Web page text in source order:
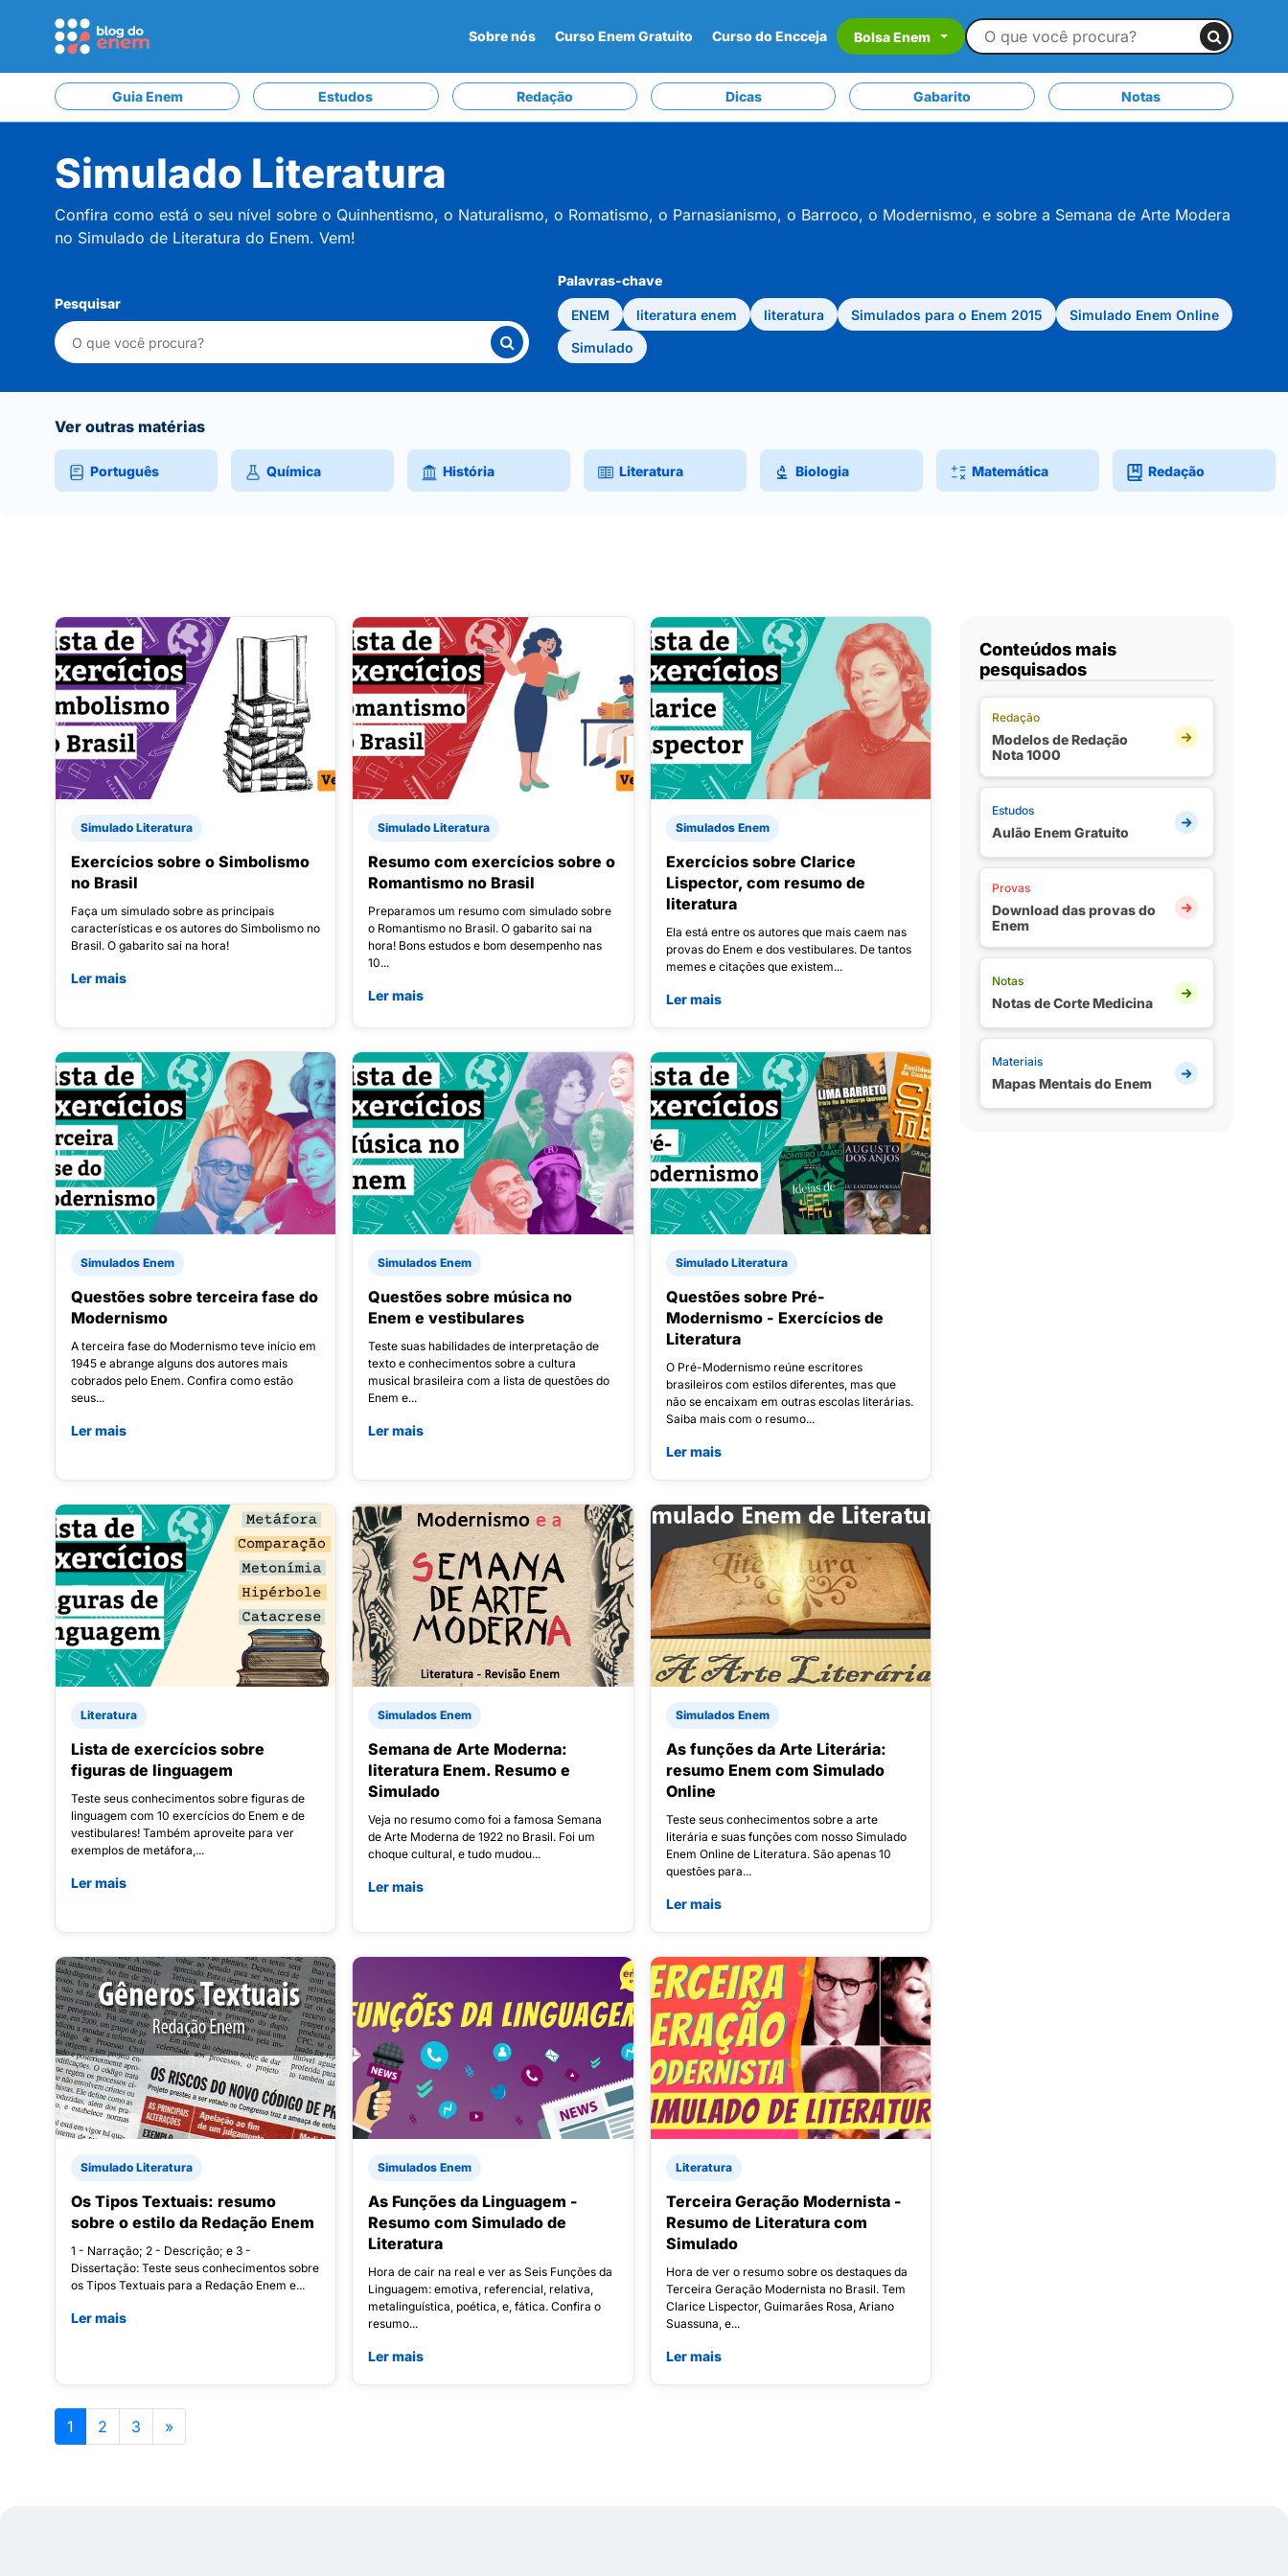
Sobre nós Curso Enem Gratuito Curso do Encceja Bolsa Enem
Guia Enem Estudos Redação Dicas Gabarito Notas
Simulado Literatura
Confira como está o seu nível sobre o Quinhentismo, o Naturalismo, o Romatismo, o Parnasianismo, o Barroco, o Modernismo, e sobre a Semana de Arte Modera
no Simulado de Literatura do Enem. Vem!
Pesquisar
Palavras-chave
ENEM literatura enem literatura Simulados para o Enem 2015
Simulado Enem Online
Simulado
Ver outras matérias
Português Química História Literatura Biologia Matemática Redação
Simulado Literatura
Exercícios sobre o Simbolismo
no Brasil
Faça um simulado sobre as principais
características e os autores do Simbolismo no
Brasil. O gabarito sai na hora!
Ler mais
Simulado Literatura
Resumo com exercícios sobre o
Romantismo no Brasil
Preparamos um resumo com simulado sobre
o Romantismo no Brasil. O gabarito sai na
hora! Bons estudos e bom desempenho nas
10...
Ler mais
Simulados Enem
Exercícios sobre Clarice
Lispector, com resumo de
literatura
Ela está entre os autores que mais caem nas
provas do Enem e dos vestibulares. De tantos
memes e citações que existem...
Ler mais
Simulados Enem
Questões sobre terceira fase do
Modernismo
A terceira fase do Modernismo teve início em
1945 e abrange alguns dos autores mais
cobrados pelo Enem. Confira como estão
seus...
Ler mais
Simulados Enem
Questões sobre música no
Enem e vestibulares
Teste suas habilidades de interpretação de
texto e conhecimentos sobre a cultura
musical brasileira com a lista de questões do
Enem e...
Ler mais
Simulado Literatura
Questões sobre Pré-
Modernismo - Exercícios de
Literatura
O Pré-Modernismo reúne escritores
brasileiros com estilos diferentes, mas que
não se encaixam em outras escolas literárias.
Saiba mais com o resumo...
Ler mais
Literatura
Lista de exercícios sobre
figuras de linguagem
Teste seus conhecimentos sobre figuras de
linguagem com 10 exercícios do Enem e de
vestibulares! Também aproveite para ver
exemplos de metáfora,...
Ler mais
Simulados Enem
Semana de Arte Moderna:
literatura Enem. Resumo e
Simulado
Veja no resumo como foi a famosa Semana
de Arte Moderna de 1922 no Brasil. Foi um
choque cultural, e tudo mudou...
Ler mais
Simulados Enem
As funções da Arte Literária:
resumo Enem com Simulado
Online
Teste seus conhecimentos sobre a arte
literária e suas funções com nosso Simulado
Enem Online de Literatura. São apenas 10
questões para...
Ler mais
Simulado Literatura
Os Tipos Textuais: resumo
sobre o estilo da Redação Enem
1 - Narração; 2 - Descrição; e 3 -
Dissertação: Teste seus conhecimentos sobre
os Tipos Textuais para a Redação Enem e...
Ler mais
Simulados Enem
As Funções da Linguagem -
Resumo com Simulado de
Literatura
Hora de cair na real e ver as Seis Funções da
Linguagem: emotiva, referencial, relativa,
metalinguística, poética, e, fática. Confira o
resumo...
Ler mais
Literatura
Terceira Geração Modernista -
Resumo de Literatura com
Simulado
Hora de ver o resumo sobre os destaques da
Terceira Geração Modernista no Brasil. Tem
Clarice Lispector, Guimarães Rosa, Ariano
Suassuna, e...
Ler mais
1 2 3 »
Conteúdos mais
pesquisados
Redação
Modelos de Redação
Nota 1000
Estudos
Aulão Enem Gratuito
Provas
Download das provas do
Enem
Notas
Notas de Corte Medicina
Materiais
Mapas Mentais do Enem